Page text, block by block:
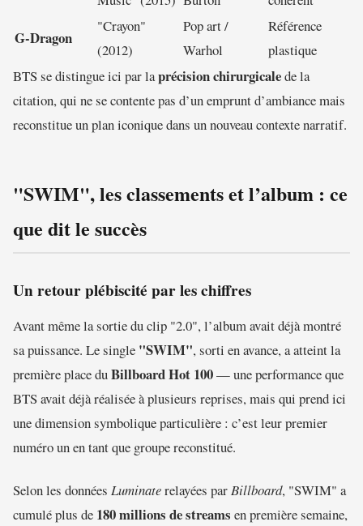
G-Dragon
"Crayon"
(2012)
Pop art /
Warhol
Référence
plastique
BTS se distingue ici par laprécision chirurgicalede la
citation, qui ne se contente pas d’un emprunt d’ambiance mais
reconstitue un plan iconique dans un nouveau contexte narratif.
"SWIM", les classements et l’album : ce
que dit le succès
Un retour plébiscité par les chiffres
Avant même la sortie du clip "2.0", l’album avait déjà montré
sa puissance. Le single "SWIM", sorti en avance, a atteint la
première place duBillboard Hot 100— une performance que
BTS avait déjà réalisée à plusieurs reprises, mais qui prend ici
une dimension symbolique particulière : c’est leur premier
numéro un en tant que groupe reconstitué.
Selon les données Luminaterelayées parBillboard, "SWIM" a
cumulé plus de 180 millions de streams en première semaine,